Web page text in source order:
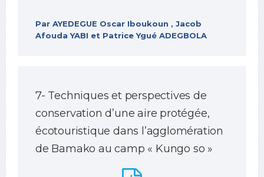
Par AYEDEGUE Oscar Iboukoun , Jacob
Afouda YABI et Patrice Ygué ADEGBOLA
7- Techniques et perspectives de
conservation d’une aire protégée,
écotouristique dans l’agglomération
de Bamako au camp « Kungo so »